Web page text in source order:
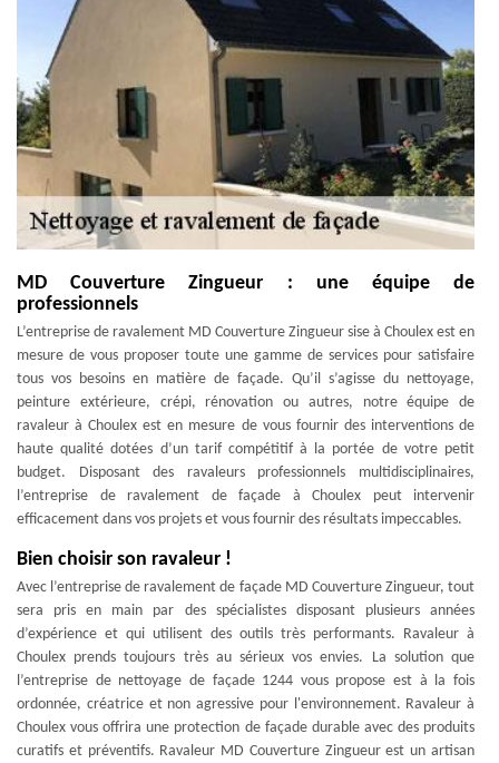
MD Couverture Zingueur : une équipe de
professionnels
L’entreprise de ravalement MD Couverture Zingueur sise à Choulex est en
mesure de vous proposer toute une gamme de services pour satisfaire
tous vos besoins en matière de façade. Qu’il s’agisse du nettoyage,
peinture extérieure, crépi, rénovation ou autres, notre équipe de
ravaleur à Choulex est en mesure de vous fournir des interventions de
haute qualité dotées d’un tarif compétitif à la portée de votre petit
budget. Disposant des ravaleurs professionnels multidisciplinaires,
l’entreprise de ravalement de façade à Choulex peut intervenir
efficacement dans vos projets et vous fournir des résultats impeccables.
Bien choisir son ravaleur !
Avec l’entreprise de ravalement de façade MD Couverture Zingueur, tout
sera pris en main par des spécialistes disposant plusieurs années
d’expérience et qui utilisent des outils très performants. Ravaleur à
Choulex prends toujours très au sérieux vos envies. La solution que
l’entreprise de nettoyage de façade 1244 vous propose est à la fois
ordonnée, créatrice et non agressive pour l'environnement. Ravaleur à
Choulex vous offrira une protection de façade durable avec des produits
curatifs et préventifs. Ravaleur MD Couverture Zingueur est un artisan